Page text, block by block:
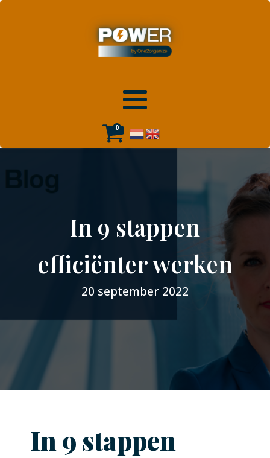
0
In 9 stappen
efficiënter werken
20 september 2022
In 9 stappen